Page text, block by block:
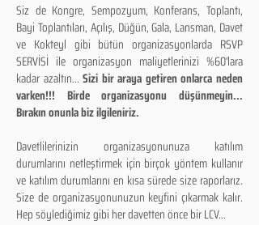
Siz de Kongre, Sempozyum, Konferans, Toplantı,
Bayi Toplantıları, Açılış, Düğün, Gala, Lansman, Davet
ve Kokteyl gibi bütün organizasyonlarda RSVP
SERVİSİ ile organizasyon maliyetlerinizi %60'lara
kadar azaltın...Sizi bir araya getiren onlarca neden
varken!!! Birde organizasyonu düşünmeyin...
Bırakın onunla biz ilgileniriz.
Davetlilerinizin organizasyonunuza katılım
durumlarını netleştirmek için birçok yöntem kullanır
ve katılım durumlarını en kısa sürede size raporlarız.
Size de organizasyonunuzun keyfini çıkarmak kalır.
Hep söylediğimiz gibi her davetten önce bir LCV...